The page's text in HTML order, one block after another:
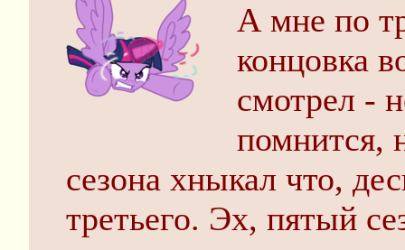
А мне по
концовка
смотрел -
помнится,
сезона хныкал что,
третьего. Эх, пятый